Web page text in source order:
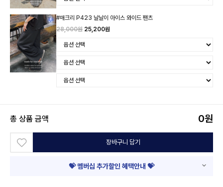
#매크리 P423 날날이 아이스 와이드 팬츠
28,000원 25,200원
총 상품 금액 0원
장바구니 담기
💝 멤버십 추가할인 혜택안내 💝